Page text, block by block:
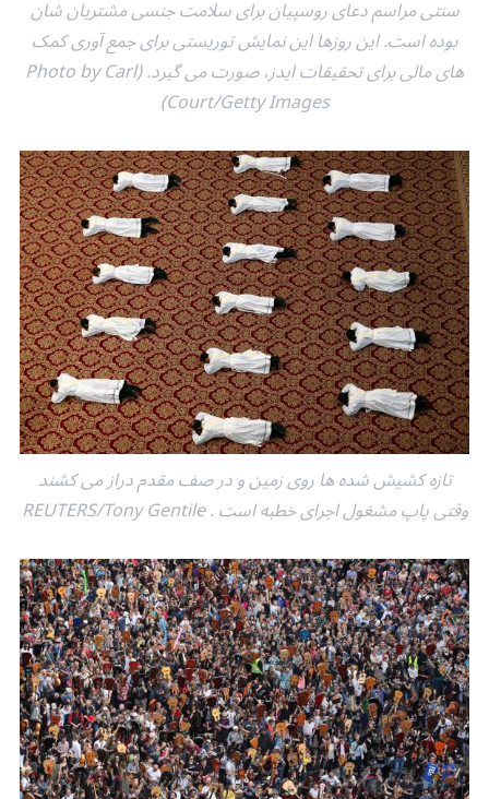
سنتی مراسم دعای روسپیان برای سلامت جنسی مشتریان شان
بوده است. این روزها این نمایش توریستی برای جمع آوری کمک
های مالی برای تحقیقات ایدز، صورت می گیرد. (Photo by Carl
Court/Getty Images)
تازه کشیش شده ها روی زمین و در صف مقدم دراز می کشند
وقتی پاپ مشغول اجرای خطبه است . REUTERS/Tony Gentile